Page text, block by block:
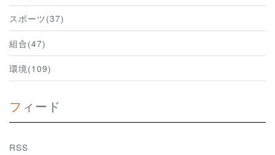
スポーツ(37)
組合(47)
環境(109)
フィード
RSS